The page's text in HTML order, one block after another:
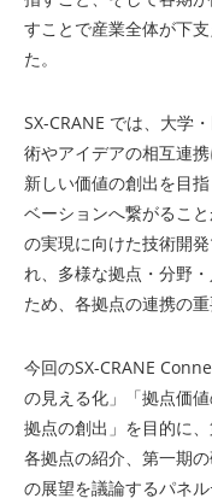
すことで産業全体が下
た。
SX-CRANE では、大学
術やアイデアの相互連
新しい価値の創出を目
ベーションへ繋がるこ
の実現に向けた技術開
れ、多様な拠点・分野
ため、各拠点の連携の
今回のSX-CRANE
の見える化」「拠点価
拠点の創出」を目的に
各拠点の紹介、第一期
の展望を議論するパネ